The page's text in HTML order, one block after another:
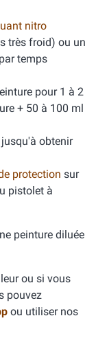
nitro
très froid) ou un
temps
pour 1 à 2
+ 50 à 100 ml
obtenir
protection sur
pistolet à
peinture diluée
ou si vous
pouvez
ou utiliser nos